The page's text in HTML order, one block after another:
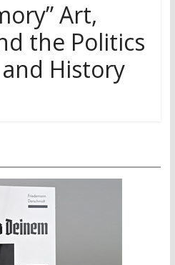
Art,
the Politics
History